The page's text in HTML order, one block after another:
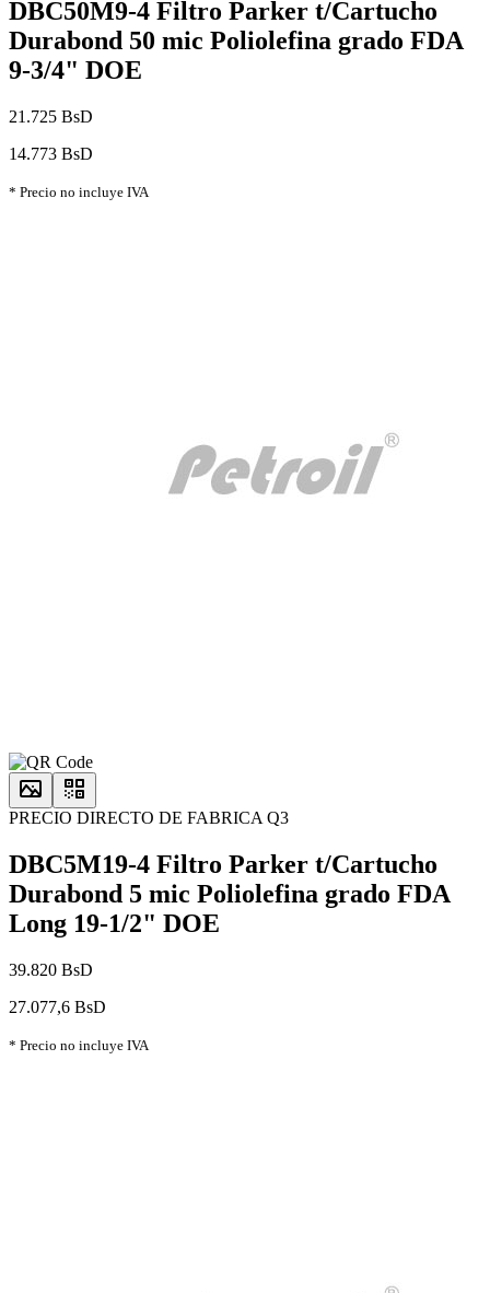
DBC50M9-4 Filtro Parker t/Cartucho
Durabond 50 mic Poliolefina grado FDA
9-3/4" DOE
21.725 BsD
14.773 BsD
* Precio no incluye IVA
PRECIO DIRECTO DE FABRICA Q3
DBC5M19-4 Filtro Parker t/Cartucho
Durabond 5 mic Poliolefina grado FDA
Long 19-1/2" DOE
39.820 BsD
27.077,6 BsD
* Precio no incluye IVA